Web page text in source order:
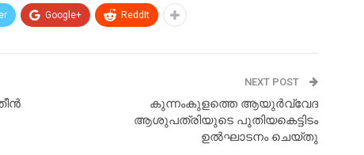
Google+ ReddIt
NEXT POST
കുന്നംകുളത്തെ ആയുർവ്വേദ
ആശുപത്രിയുടെ പുതിയകെട്ടിടം
ഉൽഘാടനം ചെയ്തു